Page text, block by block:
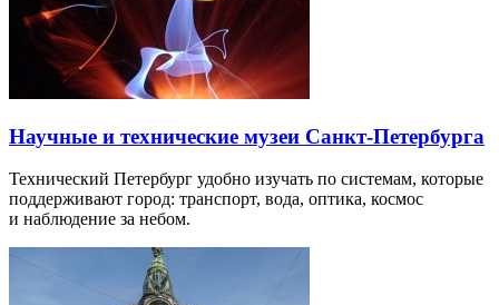
Научные и технические музеи Санкт-Петербурга
Технический Петербург удобно изучать по системам, которые
поддерживают город: транспорт, вода, оптика, космос
и наблюдение за небом.